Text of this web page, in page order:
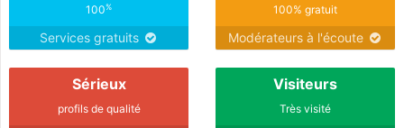
100%
Services gratuits
100% gratuit
Modérateurs à l'écoute
Sérieux
profils de qualité
Visiteurs
Très visité